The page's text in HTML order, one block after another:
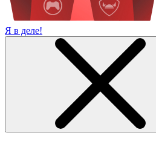
Я в деле!